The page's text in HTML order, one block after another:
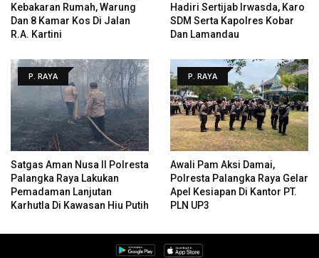
Kebakaran Rumah, Warung
Dan 8 Kamar Kos Di Jalan
R.A. Kartini
Hadiri Sertijab Irwasda, Karo
SDM Serta Kapolres Kobar
Dan Lamandau
P. RAYA
Satgas Aman Nusa II Polresta
Palangka Raya Lakukan
Pemadaman Lanjutan
Karhutla Di Kawasan Hiu Putih
P. RAYA
Awali Pam Aksi Damai,
Polresta Palangka Raya Gelar
Apel Kesiapan Di Kantor PT.
PLN UP3